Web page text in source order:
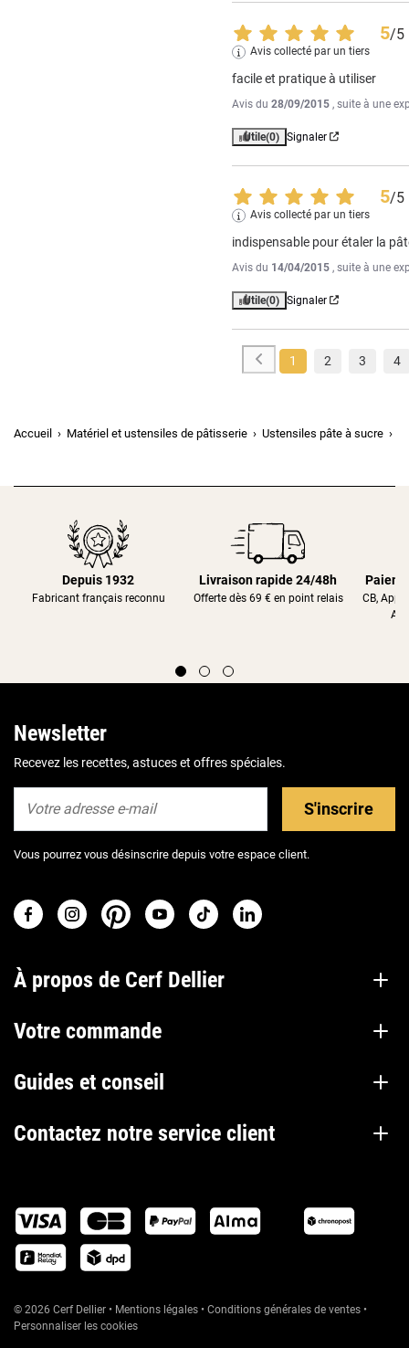
5/5
Avis collecté par un tiers
facile et pratique à utiliser
Avis du28/09/2015 , suite à une
Utile(0) Signaler
5/5
Avis collecté par un tiers
indispensable pour étaler la
Avis du 14/04/2015 , suite à une
Utile(0) Signaler
1 2 3 4
Accueil Matériel et ustensiles de pâtisserie Ustensiles pâte à sucre
Depuis 1932
Fabricant français reconnu
Livraison rapide 24/48h
Offerte dès 69 € en point relais
CB,
Newsletter
Recevez les recettes, astuces et offres spéciales.
S'inscrire
Vous pourrez vous désinscrire depuis votre espace client.
À propos de Cerf Dellier
Votre commande
Guides et conseil
Contactez notre service client
© 2026 Cerf Dellier • Mentions légales • Conditions générales de ventes •
Personnaliser les cookies